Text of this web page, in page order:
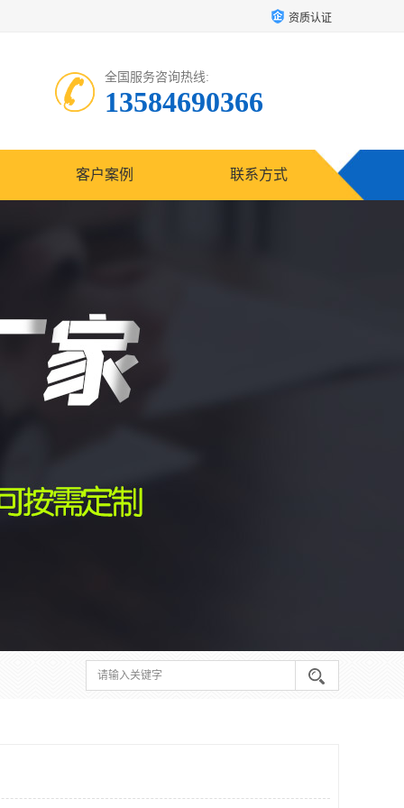
资质认证
全国服务咨询热线:
13584690366
客户案例 联系方式